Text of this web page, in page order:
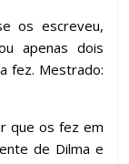
os escreveu,
apenas dois
fez. Mestrado:
que os fez em
de Dilma e